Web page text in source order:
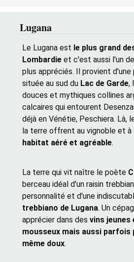
Lugana
Le Lugana est le plus grand
Lombardie et c'est aussi l'un
plus appréciés. Il provient
située au sud du Lac de Garde,
douces et mythiques collines
calcaires qui entourent
déjà en Vénétie, Peschiera. Là,
la terre offrent au vignoble et à
habitat aéré et agréable.
La terre qui vit naître le poète
berceau idéal d'un raisin
personnalité et d'une
trebbiano de Lugana. Un
apprécier dans des vins
mousseux mais aussi parfois
même doux.